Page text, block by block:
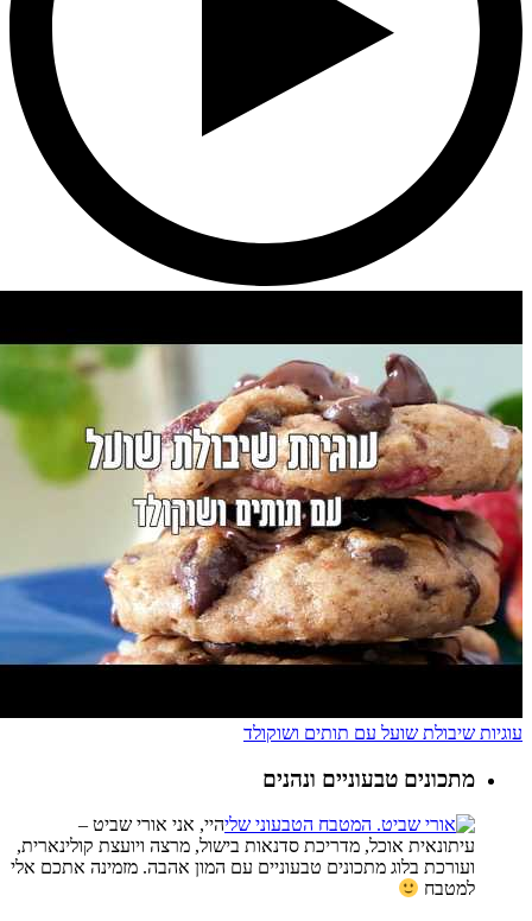
עוגיות שיבולת שועל עם תותים ושוקולד
מתכונים טבעוניים ונהנים
היי, אני אורי שביט –
עיתונאית אוכל, מדריכת סדנאות בישול, מרצה ויועצת קולינארית,
ועורכת בלוג מתכונים טבעוניים עם המון אהבה. מזמינה אתכם אלי
למטבח